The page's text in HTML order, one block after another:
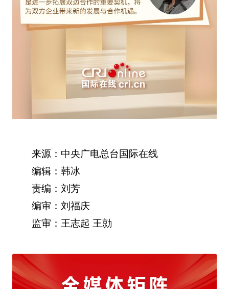
来源：中央广电总台国际在线
编辑：韩冰
责编：刘芳
编审：刘福庆
监审：王志起 王勍